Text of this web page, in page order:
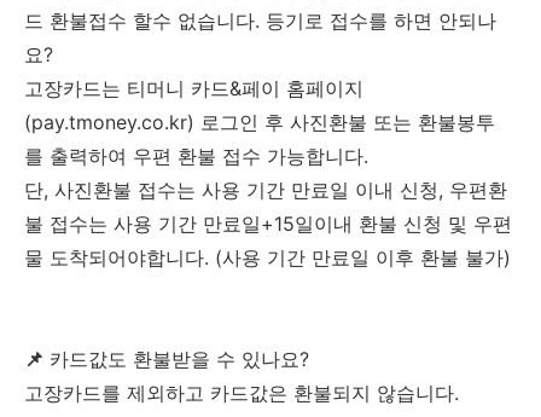
드 환불접수 할수 없습니다. 등기로 접수를 하면 안되나
요?
고장카드는 티머니 카드&페이 홈페이지
(pay.tmoney.co.kr) 로그인 후 사진환불 또는 환불봉투
를 출력하여 우편 환불 접수 가능합니다.
단, 사진환불 접수는 사용 기간 만료일 이내 신청, 우편환
불 접수는 사용 기간 만료일+15일이내 환불 신청 및 우편
물 도착되어야합니다. (사용 기간 만료일 이후 환불 불가)
📌 카드값도 환불받을 수 있나요?
고장카드를 제외하고 카드값은 환불되지 않습니다.